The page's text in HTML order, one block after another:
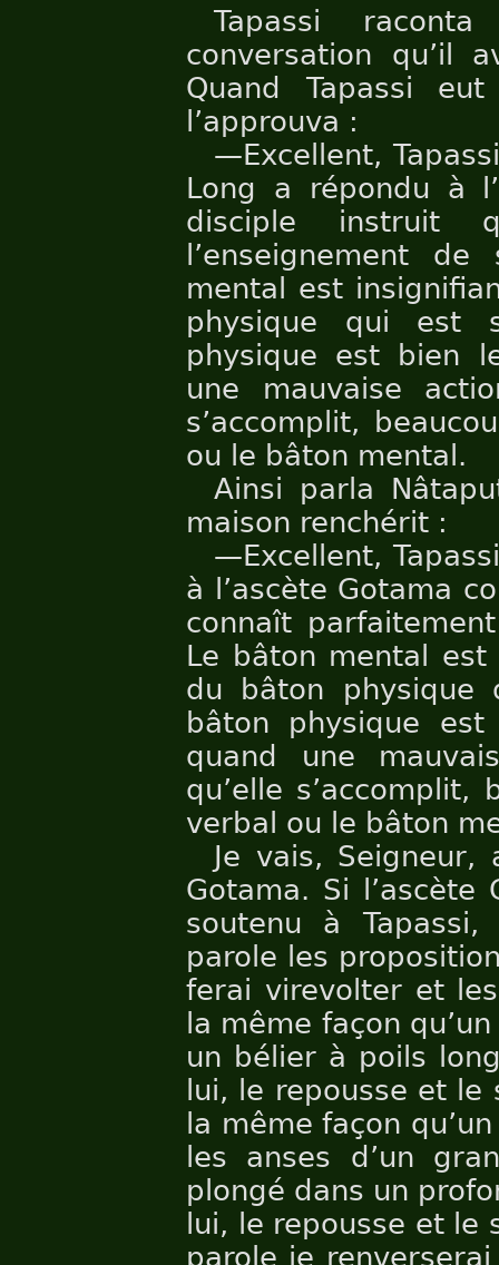
Tapassi
conversation qu’il
Quand Tapassi
l’approuva :
—Excellent,
Long a répondu à
disciple instruit
l’enseignement
mental est
physique qui est
physique est bien
une mauvaise
s’accomplit,
ou le bâton mental.
Ainsi parla
maison renchérit :
—Excellent,
à l’ascète Gotama
connaît
Le bâton mental est
du bâton physique
bâton physique
quand une
qu’elle
verbal ou le bâton
Je vais, Seigneur,
Gotama. Si l’ascète
soutenu à
parole les
ferai virevolter et
la même façon
un bélier à poils
lui, le repousse et
la même façon
les anses d’un
plongé dans un
lui, le repousse et le
parole je